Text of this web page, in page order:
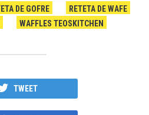
DE GOFRE
RETETA DE WAFE
WAFFLES TEOSKITCHEN
TWEET